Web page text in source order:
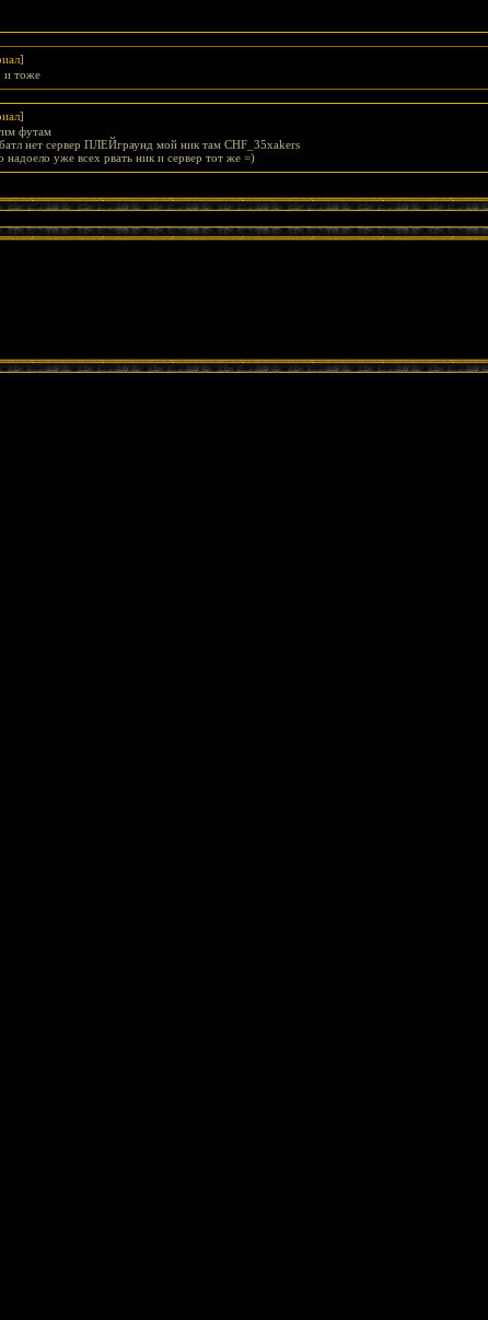
]
и тоже
]
футам
нет сервер ПЛЕЙграунд мой ник там CHF_35xakers
уже всех рвать ник и сервер тот же =)